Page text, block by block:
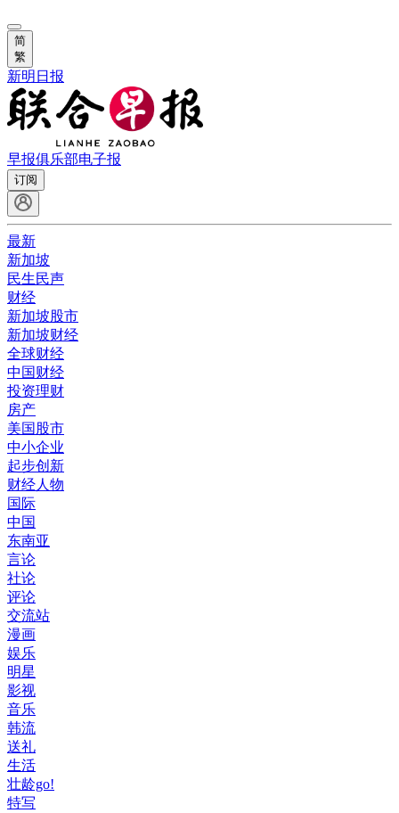
简
繁
新明日报
早报俱乐部电子报
订阅
最新
新加坡
民生民声
财经
新加坡股市
新加坡财经
全球财经
中国财经
投资理财
房产
美国股市
中小企业
起步创新
财经人物
国际
中国
东南亚
言论
社论
评论
交流站
漫画
娱乐
明星
影视
音乐
韩流
送礼
生活
壮龄go!
特写